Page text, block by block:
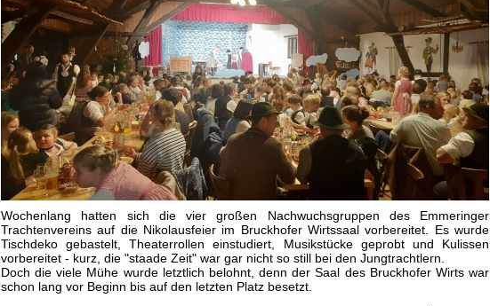
Wochenlang hatten sich die vier großen Nachwuchsgruppen des Emmeringer
Trachtenvereins auf die Nikolausfeier im Bruckhofer Wirtssaal vorbereitet. Es wurde
Tischdeko gebastelt, Theaterrollen einstudiert, Musikstücke geprobt und Kulissen
vorbereitet - kurz, die "staade Zeit" war gar nicht so still bei den Jungtrachtlern.
Doch die viele Mühe wurde letztlich belohnt, denn der Saal des Bruckhofer Wirts war
schon lang vor Beginn bis auf den letzten Platz besetzt.